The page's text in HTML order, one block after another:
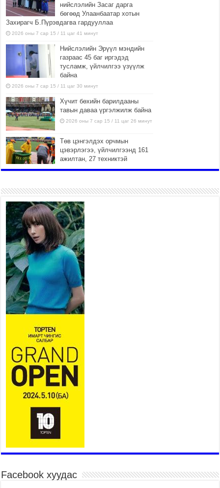
нийслэлийн Засаг дарга
бөгөөд Улаанбаатар хотын
Захирагч Б.Пүрэвдагва гардууллаа
2026 оны 7 сар 15 / 11 цаг 41 минут
Нийслэлийн Эрүүл мэндийн
газраас 45 баг иргэдэд
тусламж, үйлчилгээ үзүүлж
байна
2026 оны 7 сар 15 / 11 цаг 30 минут
Хүчит бөхийн барилдааны
тавын даваа үргэлжилж байна
2026 оны 7 сар 15 / 11 цаг 26 минут
Төв цэнгэлдэх орчмын
цэвэрлэгээ, үйлчилгээнд 161
ажилтан, 27 техниктэй
ажиллаж байна
Наадмын амралтын өдрүүдэд
нийслэлийн эрүүл мэндийн
байгууллагууд дараах
хуваарийн дагуу ажиллана
2026 оны 7 сар 15 / 11 цаг 18 минут
Үндэсний их баяр наадам
эхэллээ
2026 оны 7 сар 15 / 11 цаг 14 минут
Үер усны аюулаас сэргийлж, нийслэлийн Онцгой
байдлын газрын 162 алба хаагч үүрэг гүйцэтгэж
байна
2026 оны 7 сар 15 / 11 цаг 07 минут
Үндэсний их сурын харваанд 850 харваач цэц
мэргэнээ сорьж байна
2026 оны 7 сар 15 / 11 цаг 03 минут
Төв цэнгэлдэхийн эргэн тойронд
2026 оны 7 сар 15 / 10 цаг 58 минут
Үндэсний их баяр наадмын шагайн харваа
насанд хүрэгчдийн багийн харваагаар
үргэлжилж байна
2026 оны 7 сар 15 / 10 цаг 52 минут
Үндэсний их баяр наадмын хүчит бөхийн
барилдаан эхэллээ
2026 оны 7 сар 15 / 10 цаг 46 минут
Үндэсний хувцасны өдрийг тохиолдуулан
“Дээлтэй монгол наадам” боллоо
Facebook хуудас